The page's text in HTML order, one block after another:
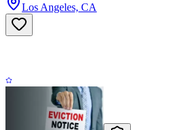
Los Angeles, CA